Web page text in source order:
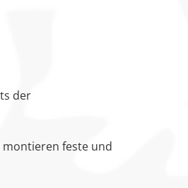
der
feste und